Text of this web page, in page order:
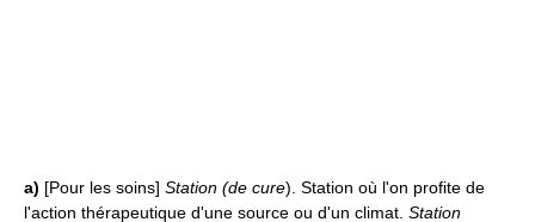
a) [Pour les soins] Station (de cure). Station où l'on profite de
l'action thérapeutique d'une source ou d'un climat. Station